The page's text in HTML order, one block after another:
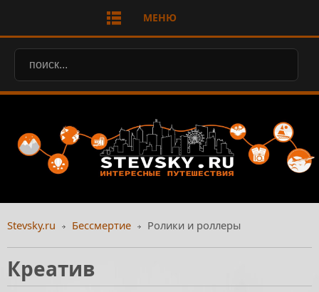
МЕНЮ
Stevsky.ru Бессмертие Ролики и роллеры
Креатив